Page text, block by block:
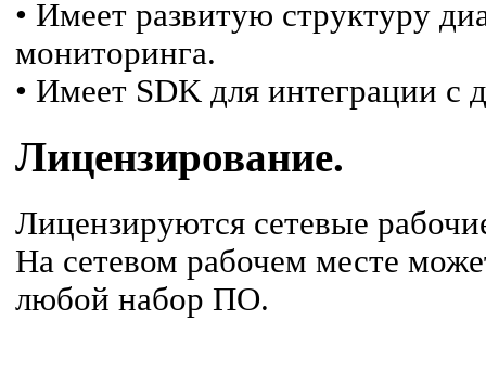
• Имеет развитую структуру
мониторинга.
• Имеет SDK для интеграции
Лицензирование.
Лицензируются сетевые
На сетевом рабочем месте
любой набор ПО.